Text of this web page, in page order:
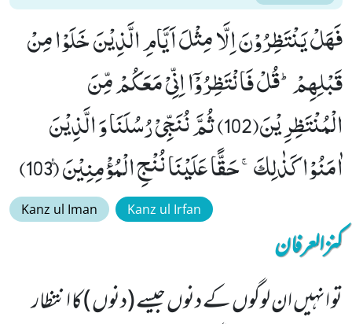
فَهَلْ یَنْتَظِرُوْنَ اِلَّا مِثْلَ اَیَّامِ الَّذِیْنَ خَلَوْا مِنْ
قَبْلِهِمْؕ-قُلْ فَانْتَظِرُوْۤا اِنِّیْ مَعَكُمْ مِّنَ
الْمُنْتَظِرِیْنَ(102) ثُمَّ نُنَجِّیْ رُسُلَنَا وَ الَّذِیْنَ
اٰمَنُوْا كَذٰلِكَۚ-حَقًّا عَلَیْنَا نُنْجِ الْمُؤْمِنِیْنَ۠ (103)
Kanz ul Iman Kanz ul Irfan
کنزالعرفان
تو انہیں ان لوگوں کے دنوں جیسے (دنوں ) کا انتظار